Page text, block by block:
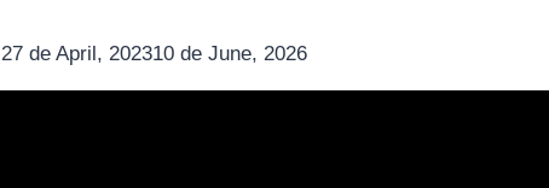
27 de April, 202310 de June, 2026